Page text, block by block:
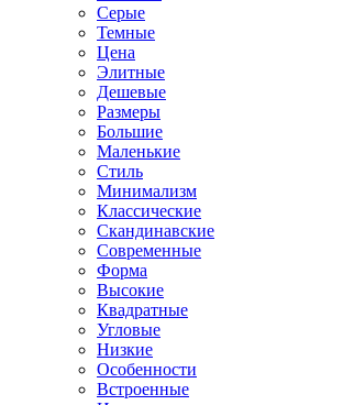
Серые
Темные
Цена
Элитные
Дешевые
Размеры
Большие
Маленькие
Стиль
Минимализм
Классические
Скандинавские
Современные
Форма
Высокие
Квадратные
Угловые
Низкие
Особенности
Встроенные